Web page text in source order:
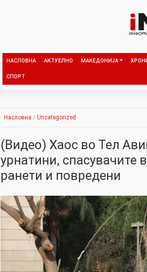
НАСЛОВНА АКТУЕЛНО МАКЕДОНИЈА
СПОРТ
Насловна / Uncategorized
(Видео) Хаос во Тел
урнатини, спасувачите
ранети и повредени